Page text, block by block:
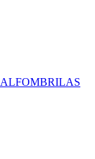
ALFOMBRILAS